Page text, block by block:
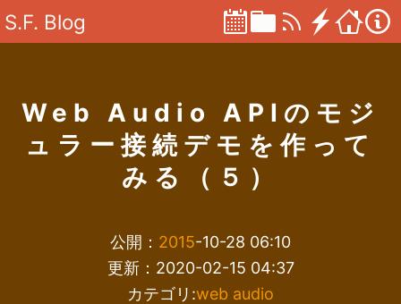
S.F. Blog
Web Audio APIのモジ
ュラー接続デモを作って
みる（５）
公開： 2015-10-28 06:10
更新：2020-02-15 04:37
カテゴリ:web audio